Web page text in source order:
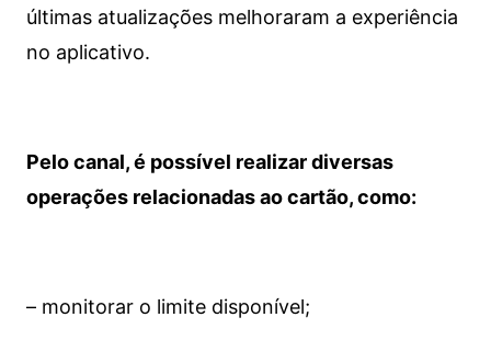
últimas atualizações melhoraram a experiência
no aplicativo.
Pelo canal, é possível realizar diversas
operações relacionadas ao cartão, como:
– monitorar o limite disponível;